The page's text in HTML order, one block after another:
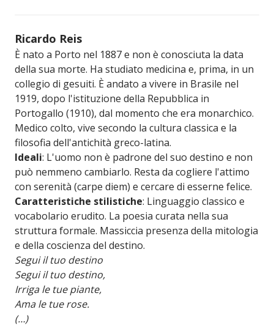
Ricardo Reis
È nato a Porto nel 1887 e non è conosciuta la data
della sua morte. Ha studiato medicina e, prima, in un
collegio di gesuiti. È andato a vivere in Brasile nel
1919, dopo l'istituzione della Repubblica in
Portogallo (1910), dal momento che era monarchico.
Medico colto, vive secondo la cultura classica e la
filosofia dell'antichità greco-latina.
Ideali: L'uomo non è padrone del suo destino e non
può nemmeno cambiarlo. Resta da cogliere l'attimo
con serenità (carpe diem) e cercare di esserne felice.
Caratteristiche stilistiche: Linguaggio classico e
vocabolario erudito. La poesia curata nella sua
struttura formale. Massiccia presenza della mitologia
e della coscienza del destino.
Segui il tuo destino
Segui il tuo destino,
Irriga le tue piante,
Ama le tue rose.
(…)